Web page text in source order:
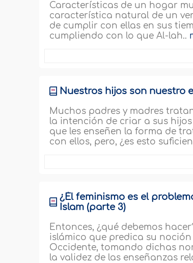
Características de un hogar
característica natural de un
de cumplir con ellas en sus
cumpliendo con lo que Al-lah..
Nuestros hijos son nuestro
Muchos padres y madres
la intención de criar a sus
que les enseñen la forma de
con ellos, pero, ¿es esto
¿Él feminismo es el
Islam (parte 3)
Entonces, ¿qué debemos
islámico que predica su
Occidente, tomando dichas
la validez de las enseñanzas